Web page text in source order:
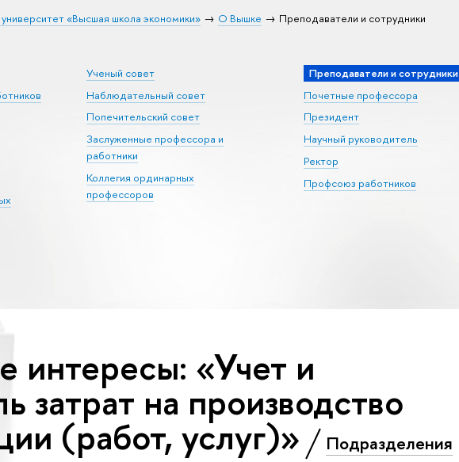
«Высшая школа экономики» О Вышке Преподаватели и сотрудники
Ученый совет
Наблюдательный совет
Попечительский совет
Заслуженные профессора и
работники
Коллегия ординарных
профессоров
Преподаватели и сотрудники
Почетные профессора
Президент
Научный руководитель
Ректор
Профсоюз работников
интересы: «Учет и
затрат на производство
(работ, услуг)» Подразделения